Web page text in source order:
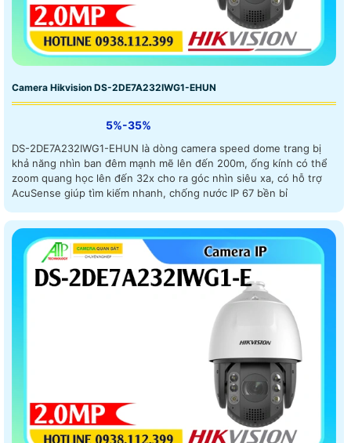
Camera Hikvision DS-2DE7A232IWG1-EHUN
5%-35%
DS-2DE7A232IWG1-EHUN là dòng camera speed dome trang bị
khả năng nhìn ban đêm mạnh mẽ lên đến 200m, ống kính có thể
zoom quang học lên đến 32x cho ra góc nhìn siêu xa, có hỗ trợ
AcuSense giúp tìm kiếm nhanh, chống nước IP 67 bền bỉ